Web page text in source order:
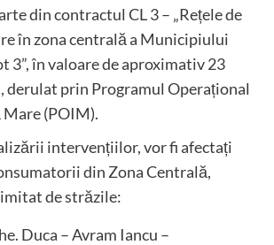
din contractul CL 3 – „Rețele de
în zona centrală a Municipiului
3”, în valoare de aproximativ 23
derulat prin Programul Operațional
(POIM).
intervențiilor, vor fi afectați
din Zona Centrală,
de străzile:
Duca – Avram Iancu –